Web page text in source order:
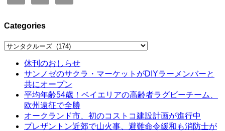
Categories
Categories
休刊のおしらせ
サンノゼのサクラ・マーケットがDIYラーメンバーと
共にオープン
平均年齢54歳！ベイエリアの高齢者ラグビーチーム、
欧州遠征で全勝
オークランド市、初のコストコ建設計画が進行中
プレザントン近郊で山火事、避難命令緩和も消防士が